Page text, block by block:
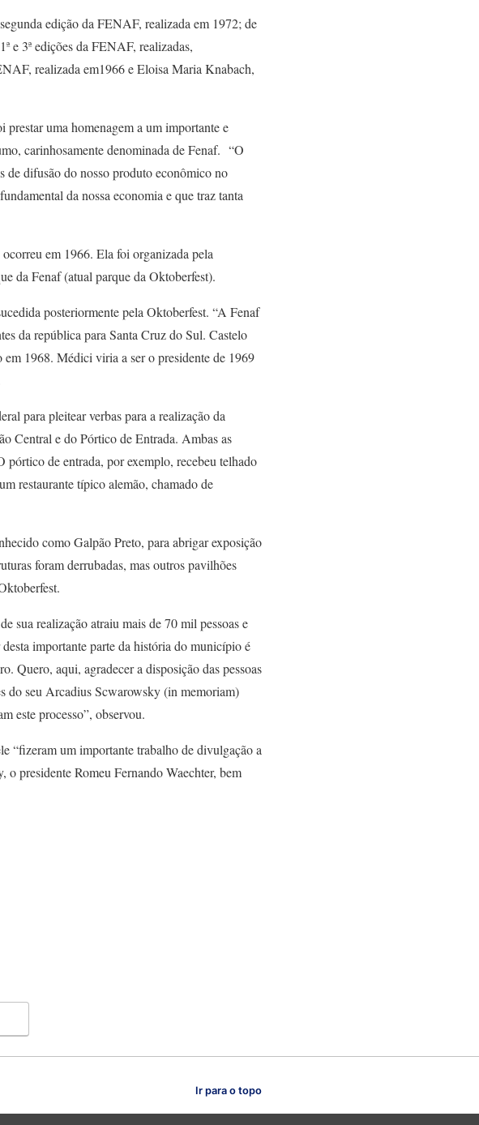
edição da FENAF, realizada em 1972; de
e 3ª edições da FENAF, realizadas,
realizada em1966 e Eloisa Maria Knabach,
prestar uma homenagem a um importante e
carinhosamente denominada de Fenaf. “O
de difusão do nosso produto econômico no
da nossa economia e que traz tanta
em 1966. Ela foi organizada pela
da Fenaf (atual parque da Oktoberfest).
posteriormente pela Oktoberfest. “A Fenaf
da república para Santa Cruz do Sul. Castelo
1968. Médici viria a ser o presidente de 1969
para pleitear verbas para a realização da
Central e do Pórtico de Entrada. Ambas as
pórtico de entrada, por exemplo, recebeu telhado
restaurante típico alemão, chamado de
como Galpão Preto, para abrigar exposição
foram derrubadas, mas outros pavilhões
sua realização atraiu mais de 70 mil pessoas e
importante parte da história do município é
Quero, aqui, agradecer a disposição das pessoas
do seu Arcadius Scwarowsky (in memoriam)
este processo”, observou.
“fizeram um importante trabalho de divulgação a
presidente Romeu Fernando Waechter, bem
Ir para o topo